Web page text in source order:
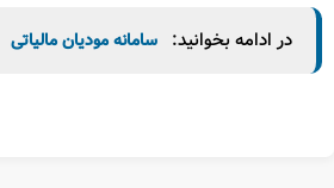
در ادامه بخوانید: سامانه مودیان مالیاتی